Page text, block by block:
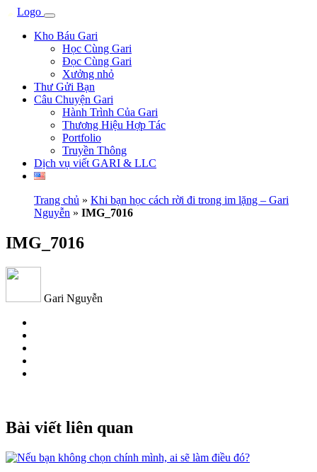
Kho Báu Gari
Học Cùng Gari
Đọc Cùng Gari
Xưởng nhỏ
Thư Gửi Bạn
Câu Chuyện Gari
Hành Trình Của Gari
Thương Hiệu Hợp Tác
Portfolio
Truyền Thông
Dịch vụ viết GARI & LLC
Trang chủ » Khi bạn học cách rời đi trong im lặng – Gari
Nguyễn » IMG_7016
IMG_7016
Gari Nguyễn
Bài viết liên quan